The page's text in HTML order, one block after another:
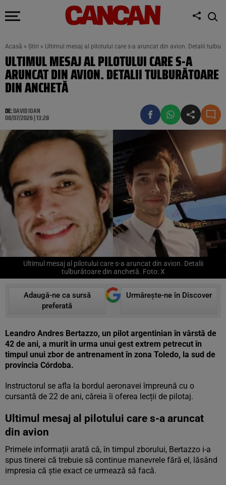
Acasă » Știri » Ultimul mesaj al pilotului care s-a aruncat din avion. Detalii
ULTIMUL MESAJ AL PILOTULUI CARE S-A
ARUNCAT DIN AVION. DETALII TULBURĂTOARE
DIN ANCHETĂ
DE:DAVID IOAN
08/07/2026 | 13:28
Ultimul mesaj al pilotului care s-a aruncat din avion. Detalii
tulburătoare din anchetă. Foto: X
Adaugă-ne ca sursă
preferată
Urmărește-ne în Discover
Leandro Andres Bertazzo, un pilot argentinian în vârstă de
42 de ani, a murit în urma unui gest extrem petrecut în
timpul unui zbor de antrenament în zona Toledo, la sud de
provincia Córdoba.
Instructorul se afla la bordul aeronavei împreună cu o
cursantă de 22 de ani, căreia îi oferea lecții de pilotaj.
Ultimul mesaj al pilotului care s-a aruncat
din avion
Primele informații arată că, în timpul zborului, Bertazzo i-a
spus tinerei că trebuie să continue manevrele fără el, lăsând
impresia că știe exact ce urmează să facă.